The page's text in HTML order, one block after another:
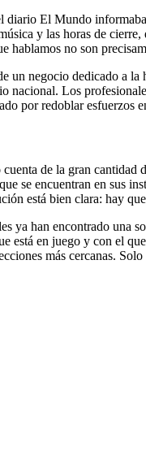
El Mundo
y las horas de
hablamos no son
un negocio dedicado a la
nacional. Los
por redoblar
de la gran
se encuentran en sus
está bien clara: hay
ya han encontrado una
está en juego y con el
más cercanas.